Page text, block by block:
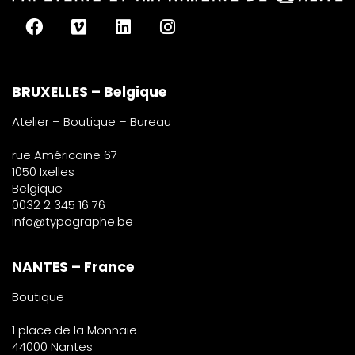
BRUXELLES – Belgique
Atelier – Boutique – Bureau
rue Américaine 67
1050 Ixelles
Belgique
0032 2 345 16 76
info@typographe.be
NANTES – France
Boutique
1 place de la Monnaie
44000 Nantes